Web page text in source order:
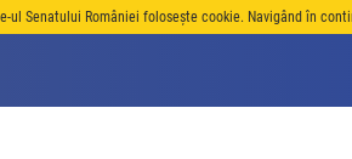
ul Senatului României folosește cookie. Navigând în